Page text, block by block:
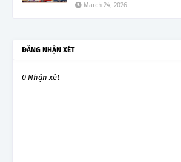
March 24, 2026
ĐĂNG NHẬN XÉT
0 Nhận xét